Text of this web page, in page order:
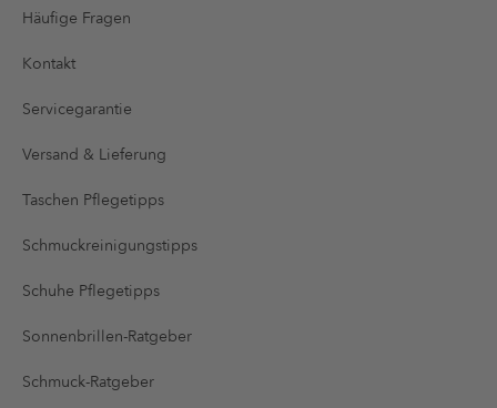
Häufige Fragen
Kontakt
Servicegarantie
Versand & Lieferung
Taschen Pflegetipps
Schmuckreinigungstipps
Schuhe Pflegetipps
Sonnenbrillen-Ratgeber
Schmuck-Ratgeber